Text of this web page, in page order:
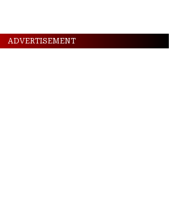
ADVERTISEMENT